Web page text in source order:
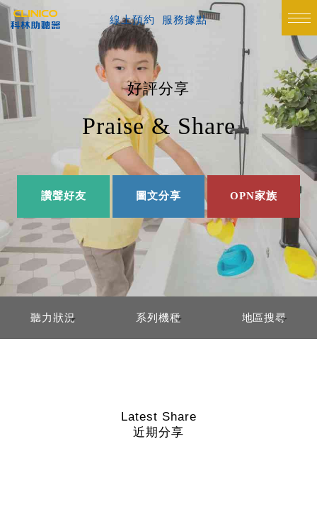
線上預約 服務據點
好評分享
Praise & Share
讚聲好友 圖文分享 OPN家族
聽力狀況 系列機種 地區搜尋
Latest Share
近期分享